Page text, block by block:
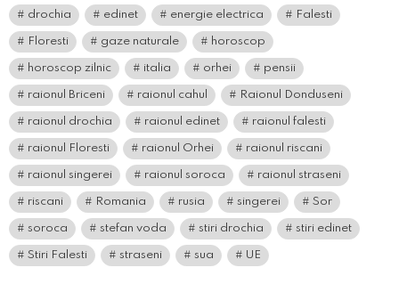
drochia edinet energie electrica Falesti
Floresti gaze naturale horoscop
horoscop zilnic italia orhei pensii
raionul Briceni raionul cahul Raionul Donduseni
raionul drochia raionul edinet raionul falesti
raionul Floresti raionul Orhei raionul riscani
raionul singerei raionul soroca raionul straseni
riscani Romania rusia singerei Sor
soroca stefan voda stiri drochia stiri edinet
Stiri Falesti straseni sua UE